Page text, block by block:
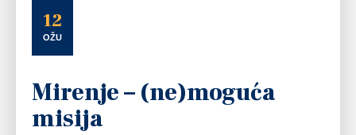
12
OŽU
Mirenje – (ne)moguća
misija